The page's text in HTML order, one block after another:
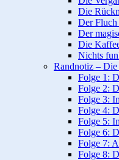
Die
Der Fluch
Der
Die
Nichts
Randnotiz – Die
Folge 1:
Folge 2:
Folge 3:
Folge 4:
Folge 5:
Folge 6:
Folge 7:
Folge 8: